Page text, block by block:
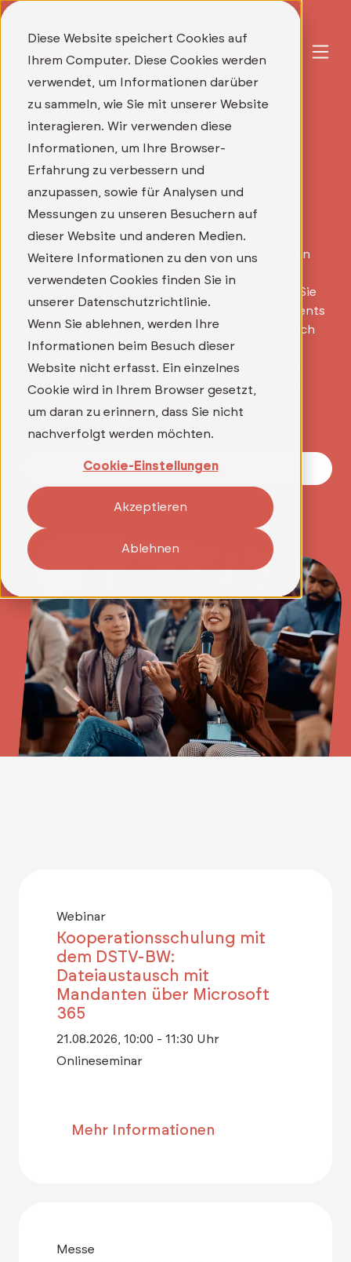
Diese Website speichert Cookies auf
Ihrem Computer. Diese Cookies werden
verwendet, um Informationen darüber
zu sammeln, wie Sie mit unserer Website
interagieren. Wir verwenden diese
Informationen, um Ihre Browser-
Erfahrung zu verbessern und
anzupassen, sowie für Analysen und
Messungen zu unseren Besuchern auf
dieser Website und anderen Medien.
Weitere Informationen zu den von uns
verwendeten Cookies finden Sie in
unserer Datenschutzrichtlinie.
Wenn Sie ablehnen, werden Ihre
Informationen beim Besuch dieser
Website nicht erfasst. Ein einzelnes
Cookie wird in Ihrem Browser gesetzt,
um daran zu erinnern, dass Sie nicht
nachverfolgt werden möchten.
Cookie-Einstellungen
Akzeptieren
Ablehnen
Unsere Events: Wissen teilen,
Austausch fördern
Unsere Veranstaltungen bieten Ihnen die ideale
Gelegenheit, wertvolles Fachwissen zu gewinnen
und sich direkt mit Experten sowie
Branchenkollegen auszutauschen. Hier finden Sie
alle aktuellen Termine rund um Schulungen, Events
und Messeauftritte, bei denen Sie uns persönlich
treffen und neue Impulse für Ihre Kanzlei
mitnehmen können. Bleiben Sie informiert und
profitieren Sie von praxisnahen Einblicken und
aktuellen Entwicklungen.
Unsere Termine
Webinar
Kooperationsschulung mit
dem DSTV-BW:
Dateiaustausch mit
Mandanten über Microsoft
365
21.08.2026, 10:00 - 11:30 Uhr
Onlineseminar
Mehr Informationen
Messe